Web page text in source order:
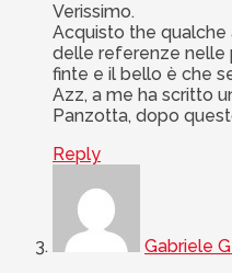
Verissimo.
Acquisto the qualche
delle referenze nelle
finte e il bello è che
Azz, a me ha scritto
Panzotta, dopo
Reply
Gabriele